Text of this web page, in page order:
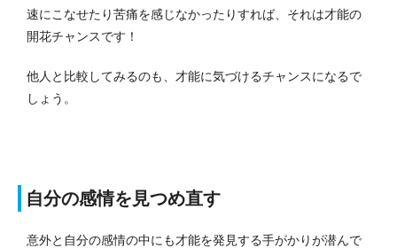
速にこなせたり苦痛を感じなかったりすれば、それは才能の
開花チャンスです！
他人と比較してみるのも、才能に気づけるチャンスになるで
しょう。
自分の感情を見つめ直す
意外と自分の感情の中にも才能を発見する手がかりが潜んで